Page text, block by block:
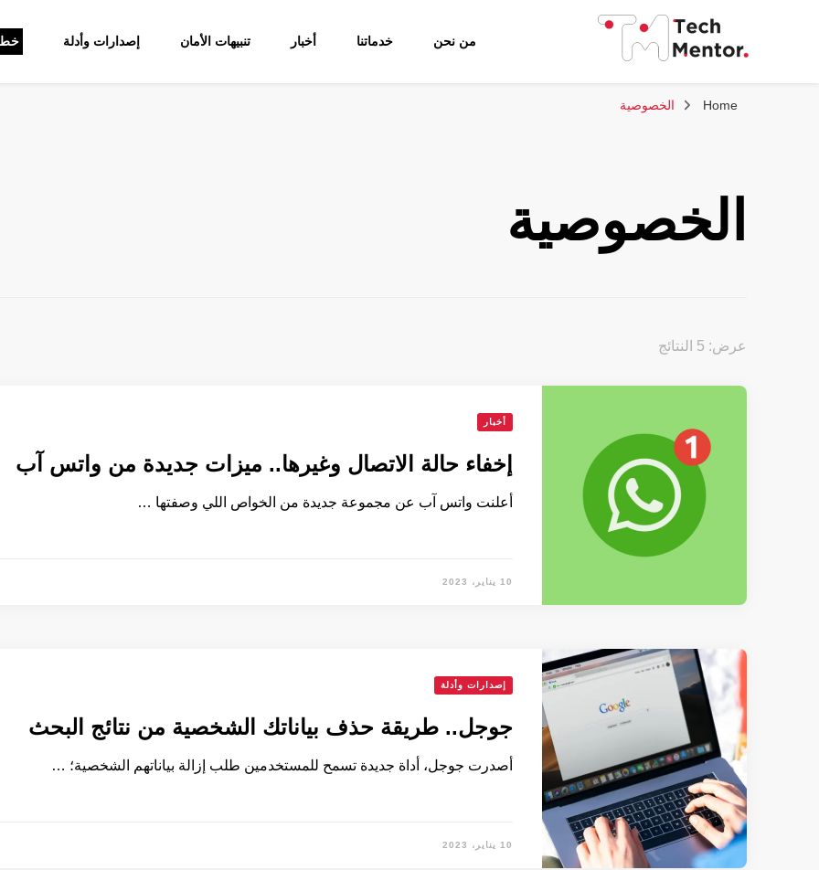
تك مينتور
من نحن خدماتنا أخبار تنبيهات الأمان إصدارات وأدلة خط
Home الخصوصية
الخصوصية
عرض: 5 النتائج
أخبار
إخفاء حالة الاتصال وغيرها.. ميزات جديدة من واتس آب
أعلنت واتس آب عن مجموعة جديدة من الخواص اللي وصفتها …
10 يناير، 2023
إصدارات وأدلة
جوجل.. طريقة حذف بياناتك الشخصية من نتائج البحث
أصدرت جوجل، أداة جديدة تسمح للمستخدمين طلب إزالة بياناتهم الشخصية؛ …
10 يناير، 2023